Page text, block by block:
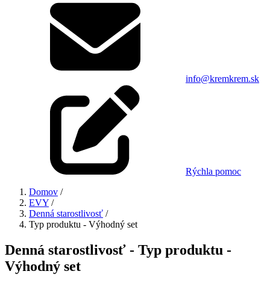
info@kremkrem.sk
Rýchla pomoc
Domov /
EVY /
Denná starostlivosť /
Typ produktu - Výhodný set
Denná starostlivosť - Typ produktu -
Výhodný set